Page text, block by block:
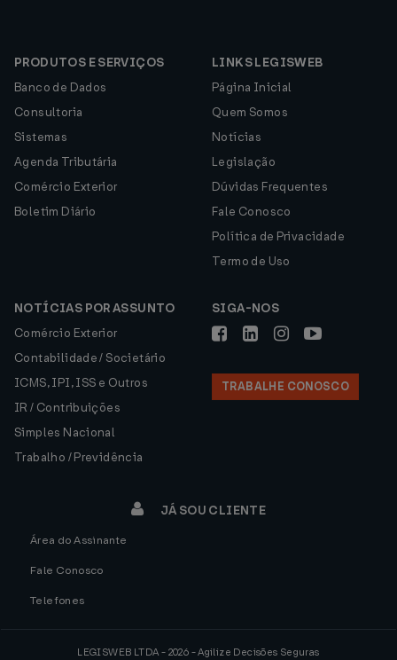
PRODUTOS E SERVIÇOS
Banco de Dados
Consultoria
Sistemas
Agenda Tributária
Comércio Exterior
Boletim Diário
LINKS LEGISWEB
Página Inicial
Quem Somos
Notícias
Legislação
Dúvidas Frequentes
Fale Conosco
Política de Privacidade
Termo de Uso
NOTÍCIAS POR ASSUNTO
Comércio Exterior
Contabilidade / Societário
ICMS, IPI, ISS e Outros
IR / Contribuições
Simples Nacional
Trabalho / Previdência
SIGA-NOS
TRABALHE CONOSCO
JÁ SOU CLIENTE
Área do Assinante
Fale Conosco
Telefones
LEGISWEB LTDA - 2026 - Agilize Decisões Seguras